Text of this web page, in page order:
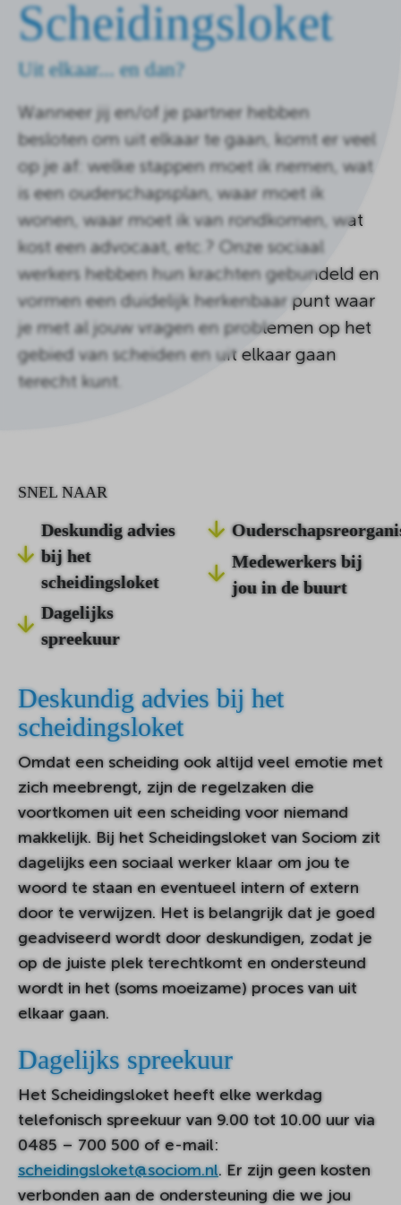
homepagina
Scheidingsloket
Uit elkaar... en dan?
Wanneer jij en/of je partner hebben
besloten om uit elkaar te gaan, komt er veel
op je af: welke stappen moet ik nemen, wat
is een ouderschapsplan, waar moet ik
wonen, waar moet ik van rondkomen, wat
kost een advocaat, etc.? Onze sociaal
werkers hebben hun krachten gebundeld en
vormen een duidelijk herkenbaar punt waar
je met al jouw vragen en problemen op het
gebied van scheiden en uit elkaar gaan
terecht kunt.
SNEL NAAR
Deskundig advies
bij het
scheidingsloket
Dagelijks
spreekuur
Medewerkers bij
jou in de buurt
Deskundig advies bij het
scheidingsloket
Omdat een scheiding ook altijd veel emotie met
zich meebrengt, zijn de regelzaken die
voortkomen uit een scheiding voor niemand
makkelijk. Bij het Scheidingsloket van Sociom zit
dagelijks een sociaal werker klaar om jou te
woord te staan en eventueel intern of extern
door te verwijzen. Het is belangrijk dat je goed
geadviseerd wordt door deskundigen, zodat je
op de juiste plek terechtkomt en ondersteund
wordt in het (soms moeizame) proces van uit
elkaar gaan.
Dagelijks spreekuur
Het Scheidingsloket heeft elke werkdag
telefonisch spreekuur van 9.00 tot 10.00 uur via
0485 – 700 500 of e-mail:
scheidingsloket@sociom.nl. Er zijn geen kosten
verbonden aan de ondersteuning die we jou